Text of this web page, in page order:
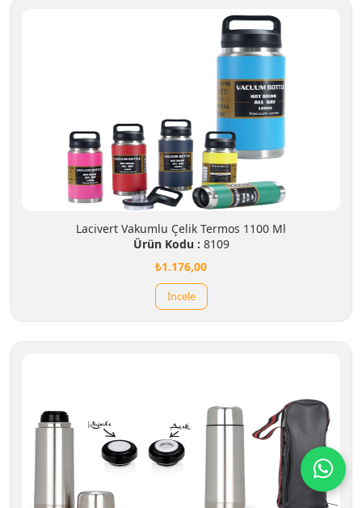
Lacivert Vakumlu Çelik Termos 1100 Ml
Ürün Kodu : 8109
₺1.176,00
İncele